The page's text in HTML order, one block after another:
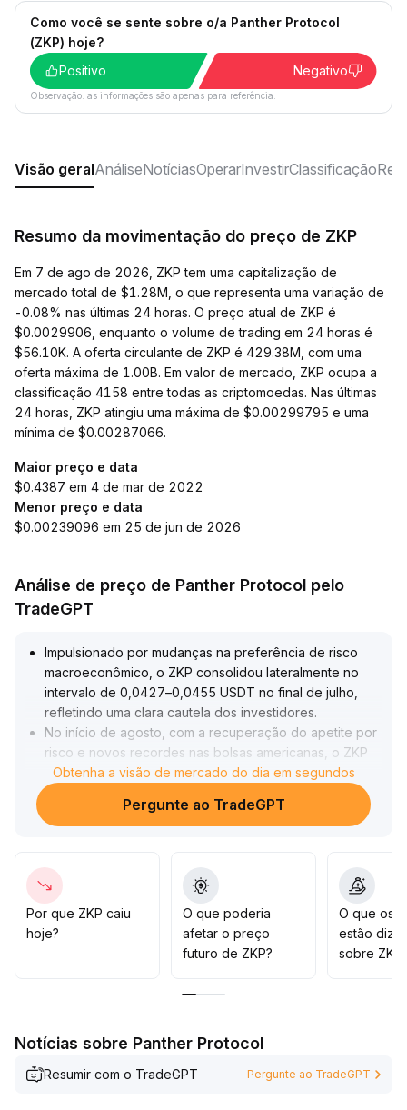
Como você se sente sobre o/a Panther Protocol
(ZKP) hoje?
Positivo
Negativo
Observação: as informações são apenas para referência.
Visão geralAnáliseNotíciasOperarInvestirClassificação
Resumo da movimentação do preço de ZKP
Em 7 de ago de 2026, ZKP tem uma capitalização de
mercado total de $1.28M, o que representa uma variação de
-0.08% nas últimas 24 horas. O preço atual de ZKP é
$0.0029906, enquanto o volume de trading em 24 horas é
$56.10K. A oferta circulante de ZKP é 429.38M, com uma
oferta máxima de 1.00B. Em valor de mercado, ZKP ocupa a
classificação 4158 entre todas as criptomoedas. Nas últimas
24 horas, ZKP atingiu uma máxima de $0.00299795 e uma
mínima de $0.00287066.
Maior preço e data
$0.4387 em 4 de mar de 2022
Menor preço e data
$0.00239096 em 25 de jun de 2026
Análise de preço de Panther Protocol pelo
TradeGPT
Impulsionado por mudanças na preferência de risco
macroeconômico, o ZKP consolidou lateralmente no
intervalo de 0,0427–0,0455 USDT no final de julho,
refletindo uma clara cautela dos investidores.
No início de agosto, com a recuperação do apetite por
risco e novos recordes nas bolsas americanas, o ZKP
rompeu o nível de resistência crítico de 0,046 USDT,
com aumento de volume, atingindo 0,0479 USDT,
mostrando um impulso de alta de tendência no curto
volatilidade do sentimento macroeconômico; caso a
preferência por risco permaneça elevada, o ZKP
poderá desafiar a resistência acima de 0,050 USDT.
O risco de correção deve ser avaliado dinamicamente
junto às mudanças no volume negociado
Obtenha a visão de mercado do dia em segundos
Pergunte ao TradeGPT
Por que ZKP caiu
hoje?
O que poderia
afetar o preço
futuro de ZKP?
O que os
estão
sobre
Notícias sobre Panther Protocol
Resumir com o TradeGPT Pergunte ao TradeGPT